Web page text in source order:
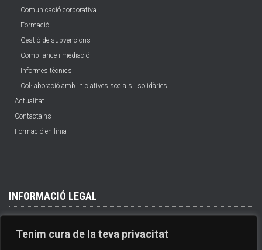
Tenim cura de la teva privacitat
Comunicació corporativa
Formació
Gestió de subvencions
Compliance i mediació
Informes tècnics
Col·laboració amb iniciatives socials i solidàries
Actualitat
Contacta’ns
Formació en línia
INFORMACIÓ LEGAL